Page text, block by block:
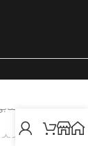
عینک
HB1102